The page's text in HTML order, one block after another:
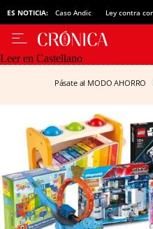
ES NOTICIA: Caso Andic Ley contra
Leer en Castellano
Pásate al MODO AHORRO